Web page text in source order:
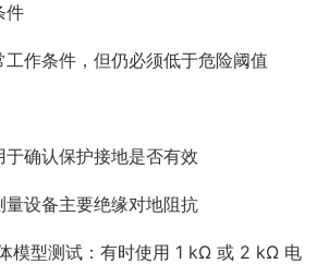
件
工作条件，但仍必须低于危险阈值
确认保护接地是否有效
设备主要绝缘对地阻抗
模型测试：有时使用 1 kΩ 或 2 kΩ 电